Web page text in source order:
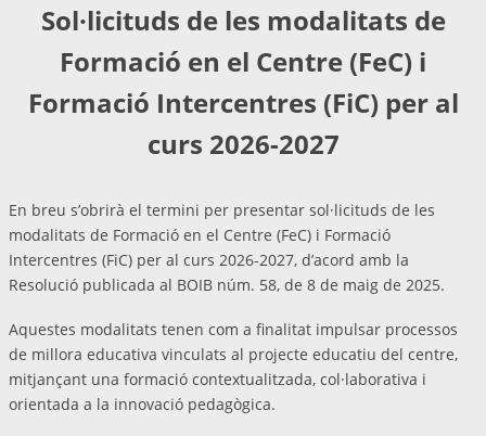
Sol·licituds de les modalitats de
Formació en el Centre (FeC) i
Formació Intercentres (FiC) per al
curs 2026-2027
En breu s’obrirà el termini per presentar sol·licituds de les
modalitats de Formació en el Centre (FeC) i Formació
Intercentres (FiC) per al curs 2026-2027, d’acord amb la
Resolució publicada al BOIB núm. 58, de 8 de maig de 2025.
Aquestes modalitats tenen com a finalitat impulsar processos
de millora educativa vinculats al projecte educatiu del centre,
mitjançant una formació contextualitzada, col·laborativa i
orientada a la innovació pedagògica.